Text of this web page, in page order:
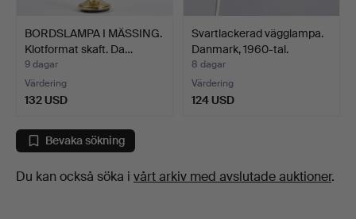
BORDSLAMPA I MÄSSING.
Klotformat skaft. Da…
9 dagar
Värdering
132 USD
Svartlackerad vägglampa.
Danmark, 1960-tal.
8 dagar
Värdering
124 USD
Bevaka sökning
Du kan också söka i vårt arkiv med avslutade auktioner.